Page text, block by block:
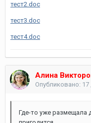
тест2.doc
тест3.doc
тест4.doc
Алина
Опубликовано: 17
Где-то уже размещала